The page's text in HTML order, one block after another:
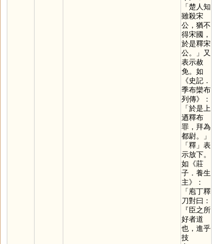
「楚人知
雖殺宋
公，猶不
得宋國，
於是釋宋
公。」又
表示赦
免。如
《史記．
季布欒布
列傳》：
「於是上
迺釋布
罪，拜為
都尉。」
「釋」表
示放下。
如《莊
子．養生
主》：
「庖丁釋
刀對曰：
『臣之所
好者道
也，進乎
技